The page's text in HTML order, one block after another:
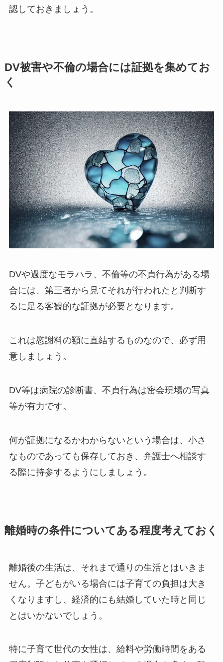
認しておきましょう。
DV被害や不倫の場合には証拠を集めてお
く
DVや過度なモラハラ、不倫等の不貞行為がある場
合には、第三者から見てそれが行われたと判断す
るに足る客観的な証拠が必要となります。
これは慰謝料の額に直結するものなので、必ず用
意しましょう。
DV等は病院の診断書、不貞行為は密会現場の写真
等が有力です。
何が証拠になるかわからないという場合は、小さ
なものであっても保存しておき、弁護士へ相談す
る際に持参するようにしましょう。
離婚時の条件についてある程度考えておく
離婚後の生活は、それまで通りの生活とはいきま
せん。子どもがいる場合には子育ての負担は大き
くなりますし、経済的にも結婚していた時と同じ
とはいかないでしょう。
特に子育て世代の女性は、給料や労働時間をある